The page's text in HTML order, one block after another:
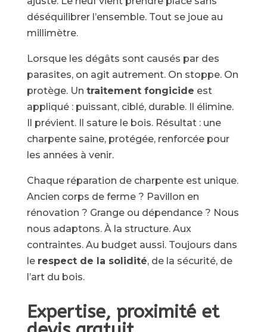
déséquilibrer l’ensemble. Tout se joue au
millimètre.
Lorsque les dégâts sont causés par des
parasites, on agit autrement. On stoppe. On
protège. Un traitement fongicide est
appliqué : puissant, ciblé, durable. Il élimine.
Il prévient. Il sature le bois. Résultat : une
charpente saine, protégée, renforcée pour
les années à venir.
Chaque réparation de charpente est unique.
Ancien corps de ferme ? Pavillon en
rénovation ? Grange ou dépendance ? Nous
nous adaptons. À la structure. Aux
contraintes. Au budget aussi. Toujours dans
le respect de la solidité, de la sécurité, de
l’art du bois.
Expertise, proximité et